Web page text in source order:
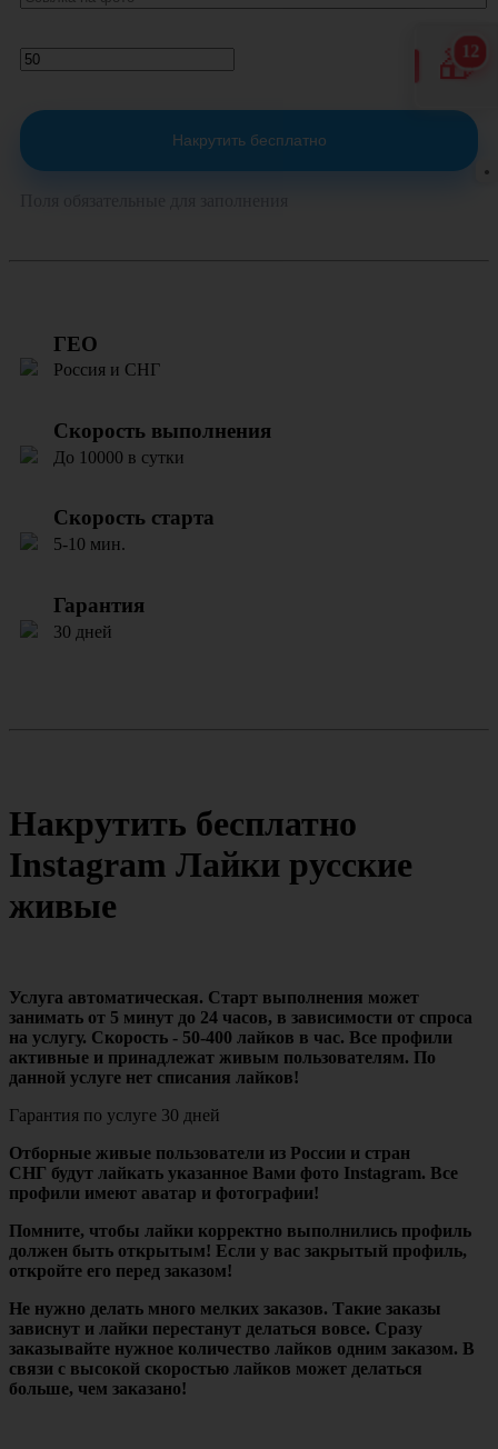
Накрутить бесплатно
ГЕО
Россия и СНГ
Скорость выполнения
До 10000 в сутки
Скорость старта
5-10 мин.
Гарантия
30 дней
Накрутить бесплатно
Instagram Лайки русские
живые
Услуга автоматическая. Старт выполнения может
занимать от 5 минут до 24 часов, в зависимости от спроса
на услугу. Скорость - 50-400 лайков в час. Все профили
активные и принадлежат живым пользователям. По
данной услуге нет списания лайков!
Гарантия по услуге 30 дней
Отборные живые пользователи из России и стран
СНГ будут лайкать указанное Вами фото Instagram. Все
профили имеют аватар и фотографии!
Помните, чтобы лайки корректно выполнились профиль
должен быть открытым! Если у вас закрытый профиль,
откройте его перед заказом!
Не нужно делать много мелких заказов. Такие заказы
зависнут и лайки перестанут делаться вовсе. Сразу
заказывайте нужное количество лайков одним заказом. В
связи с высокой скоростью лайков может делаться
больше, чем заказано!
🎁12
●